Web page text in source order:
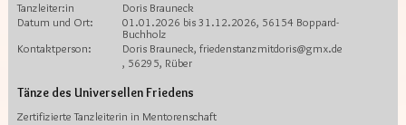
Tanzleiter:in
Doris Brauneck
Datum und Ort:
01.01.2026 bis 31.12.2026, 56154 Boppard-
Buchholz
Kontaktperson:
Doris Brauneck, friedenstanzmitdoris@gmx.de
, 56295, Rüber
Tänze des Universellen Friedens
Zertifizierte Tanzleiterin in Mentorenschaft